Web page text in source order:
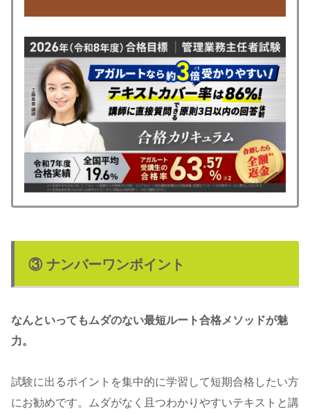
③ ナンバーワンポイント
なんといってもムダのない最短ルート合格メソッドが魅
力。
試験に出るポイントを集中的に学習して短期合格したい方
にお勧めです。ムダがなく且つわかりやすいテキストと講